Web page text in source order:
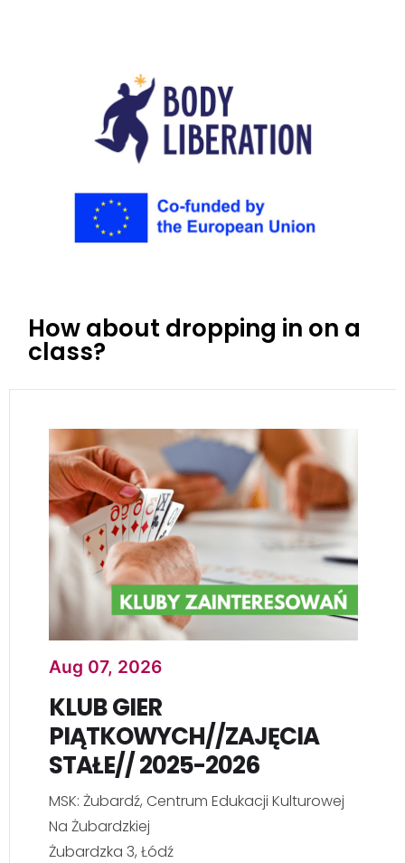
How about dropping in on a
class?
Aug 07, 2026
KLUB GIER
PIĄTKOWYCH//ZAJĘCIA
STAŁE// 2025-2026
MSK: Żubardź, Centrum Edukacji Kulturowej
Na Żubardzkiej
Żubardzka 3, Łódź